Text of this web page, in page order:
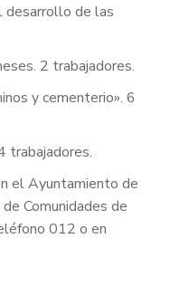
desarrollo de las
2 trabajadores.
y cementerio». 6
trabajadores.
el Ayuntamiento de
Comunidades de
012 o en